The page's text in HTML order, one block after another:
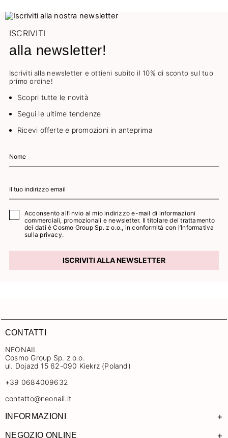
ISCRIVITI
alla newsletter!
Iscriviti alla newsletter e ottieni subito il 10% di sconto sul tuo
primo ordine!
Scopri tutte le novità
Segui le ultime tendenze
Ricevi offerte e promozioni in anteprima
Acconsento all’invio al mio indirizzo e-mail di informazioni
commerciali, promozionali e newsletter. Il titolare del trattamento
dei dati è Cosmo Group Sp. z o.o., in conformità con l’Informativa
sulla privacy.
ISCRIVITI ALLA NEWSLETTER
CONTATTI
NEONAIL
Cosmo Group Sp. z o.o.
ul. Dojazd 15 62-090 Kiekrz (Poland)
+39 0684009632
contatto@neonail.it
INFORMAZIONI +
NEGOZIO ONLINE +